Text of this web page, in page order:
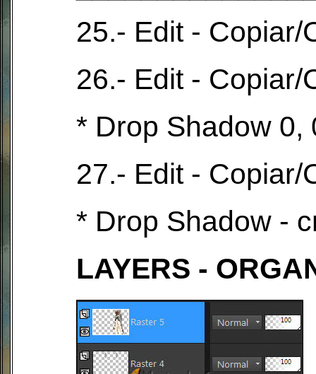
25.- Edit -
26.- Edit -
* Drop Shadow 0,
27.- Edit -
* Drop Shadow -
LAYERS -